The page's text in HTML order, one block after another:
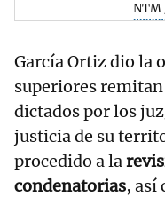
NTM
García Ortiz dio la
superiores
dictados por los
justicia de su
procedido a la
condenatorias, así